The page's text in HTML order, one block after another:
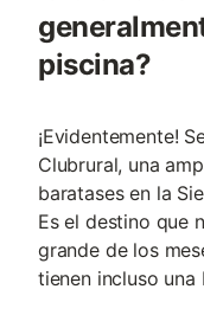
piscina?
¡Evidentemente!
Clubrural, una
baratases en la
Es el destino que
grande de los
tienen incluso una